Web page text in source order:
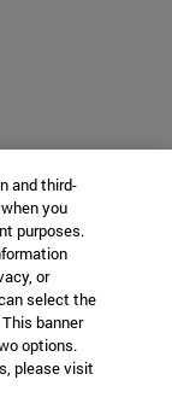
and third-
you
purposes.
or
select the
banner
options.
please visit